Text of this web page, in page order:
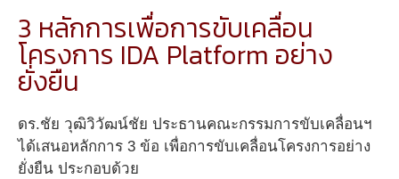
3 หลักการเพื่อการขับเคลื่อน
โครงการ IDA Platform อย่าง
ยั่งยืน
ดร.ชัย วุฒิวิวัฒน์ชัย ประธานคณะกรรมการขับเคลื่อนฯ
ได้เสนอหลักการ 3 ข้อ เพื่อการขับเคลื่อนโครงการอย่าง
ยั่งยืน ประกอบด้วย